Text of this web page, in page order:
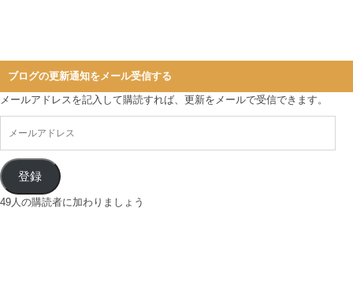
ブログの更新通知をメール受信する
メールアドレスを記入して購読すれば、更新をメールで受信できます。
登録
49人の購読者に加わりましょう